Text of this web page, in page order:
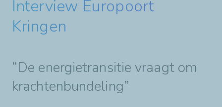
Interview Europoort
Kringen
“De energietransitie vraagt om
krachtenbundeling”